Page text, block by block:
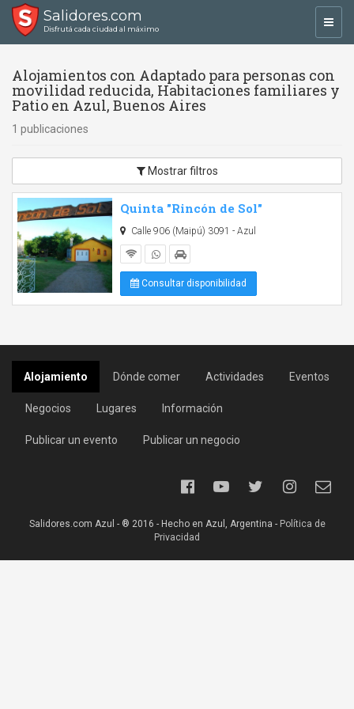
Salidores.com
Disfrutá cada ciudad al máximo
Alojamientos con Adaptado para personas con
movilidad reducida, Habitaciones familiares y
Patio en Azul, Buenos Aires
1 publicaciones
Mostrar filtros
Quinta "Rincón de Sol"
Calle 906 (Maipú) 3091 - Azul
Consultar disponibilidad
Alojamiento Dónde comer Actividades Eventos
Negocios Lugares Información
Publicar un evento Publicar un negocio
Salidores.com Azul - ® 2016 - Hecho en Azul, Argentina - Política de
Privacidad